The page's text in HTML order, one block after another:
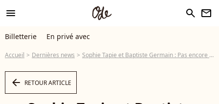
menu search newsletter
Billetterie En privé avec
Accueil Dernières news Sophie Tapie et Baptiste Germain : Pas encore de lune de miel mais une sacrée fête qui attire plus d'1 million de personnes !
arrow_left RETOUR ARTICLE